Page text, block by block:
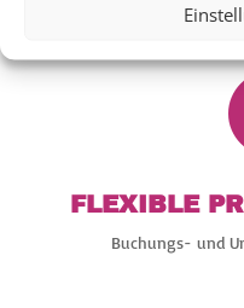
FLEXIBLE
Buchungs- und